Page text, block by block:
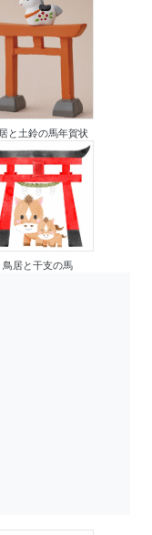
と土鈴の馬年賀状
鳥居と干支の馬